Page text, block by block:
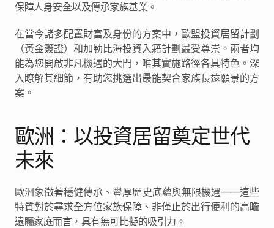
保障人身安全以及傳承家族基業。
在當今諸多配置財富及身份的方案中，歐盟投資居留計劃
（黃金簽證）和加勒比海投資入籍計劃最受尊崇。兩者均
能為您開啟非凡機遇的大門，唯其實施路徑各具特色。深
入瞭解其細節，有助您挑選出最能契合家族長遠願景的方
案。
歐洲：以投資居留奠定世代
未來
歐洲象徵著穩健傳承、豐厚歷史底蘊與無限機遇——這些
特質對於尋求全方位家族保障、非僅止於出行便利的高瞻
遠矚家庭而言，具有無可比擬的吸引力。